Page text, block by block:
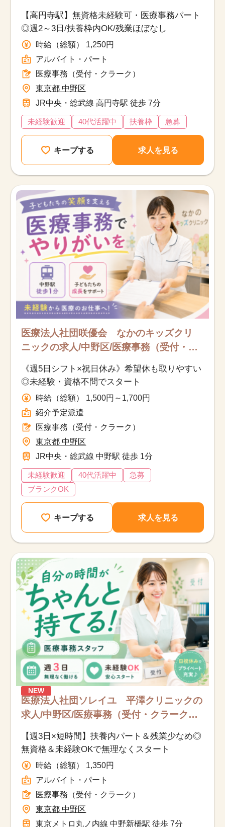
【高円寺駅】無資格未経験可・医療事務パート
◎週2～3日/扶養枠内OK/残業ほぼなし
時給（総額） 1,250円
アルバイト・パート
医療事務（受付・クラーク）
東京都 中野区
JR中央・総武線 高円寺駅 徒歩 7分
未経験歓迎 40代活躍中 扶養枠 急募
キープする 求人を見る
医療法人社団咲優会 なかのキッズクリ
ニックの求人/中野区/医療事務（受付・ク
《週5日シフト×祝日休み》希望休も取りやすい
◎未経験・資格不問でスタート
時給（総額） 1,500円～1,700円
紹介予定派遣
医療事務（受付・クラーク）
東京都 中野区
JR中央・総武線 中野駅 徒歩 1分
未経験歓迎 40代活躍中
急募
ブランクOK
キープする 求人を見る
NEW
医療法人社団ソレイユ 平澤クリニックの
求人/中野区/医療事務（受付・クラーク）/
アルバイト・パート
【週3日×短時間】扶養内パート＆残業少なめ◎
無資格＆未経験OKで無理なくスタート
時給（総額） 1,350円
アルバイト・パート
医療事務（受付・クラーク）
東京都 中野区
東京メトロ丸ノ内線 中野新橋駅 徒歩 7分